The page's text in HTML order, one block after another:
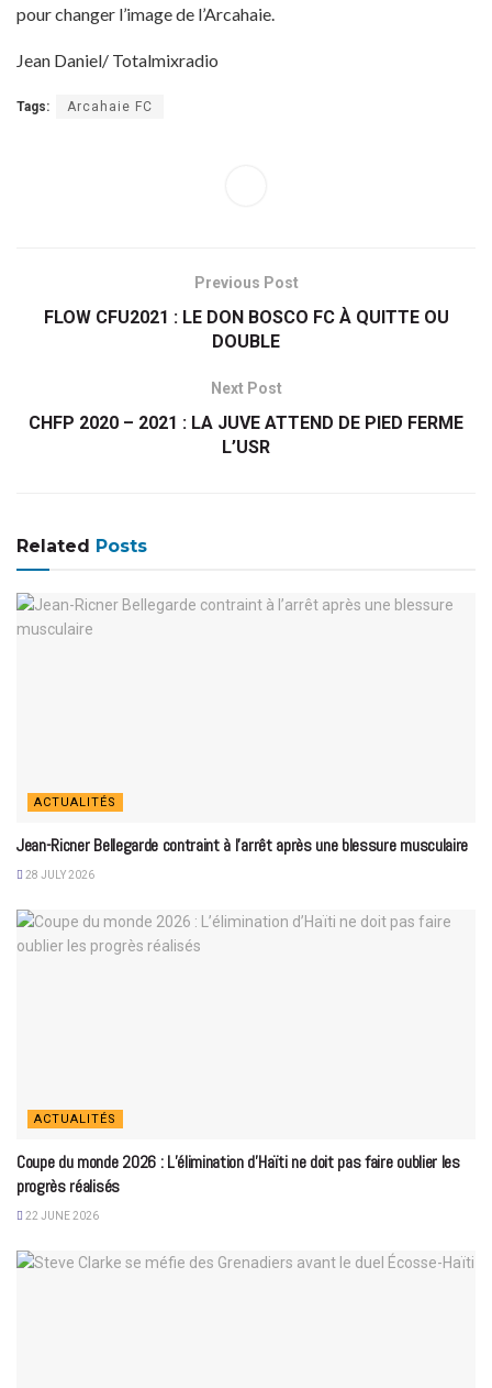
pour changer l’image de l’Arcahaie.
Jean Daniel/ Totalmixradio
Tags: Arcahaie FC
Previous Post
FLOW CFU2021 : LE DON BOSCO FC À QUITTE OU
DOUBLE
Next Post
CHFP 2020 – 2021 : LA JUVE ATTEND DE PIED FERME
L’USR
Related Posts
ACTUALITÉS
Jean-Ricner Bellegarde contraint à l’arrêt après une blessure musculaire
28 JULY 2026
ACTUALITÉS
Coupe du monde 2026 : L’élimination d’Haïti ne doit pas faire oublier les
progrès réalisés
22 JUNE 2026